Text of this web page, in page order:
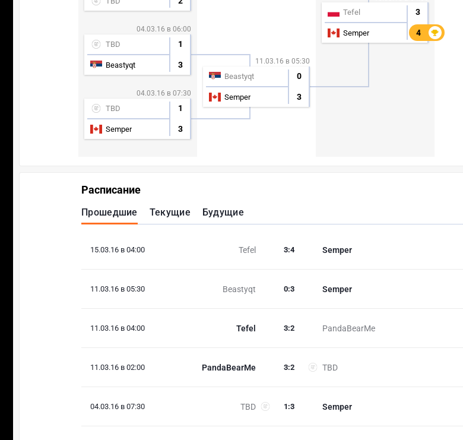
04.03.16 в 06:00
TBD 1
Beastyqt 3
04.03.16 в 07:30
TBD 1
Semper 3
11.03.16 в 05:30
Beastyqt 0
Semper 3
Tefel 3
Semper 4
4
Расписание
Прошедшие Текущие Будущие
15.03.16 в 04:00 Tefel Semper
3:4
11.03.16 в 05:30 Beastyqt Semper
0:3
11.03.16 в 04:00 Tefel PandaBearMe
3:2
11.03.16 в 02:00 PandaBearMe TBD
3:2
04.03.16 в 07:30 TBD Semper
1 :3